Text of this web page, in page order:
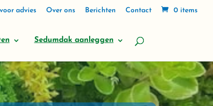
advies Over ons Berichten Contact 0 items
Sedumdak aanleggen